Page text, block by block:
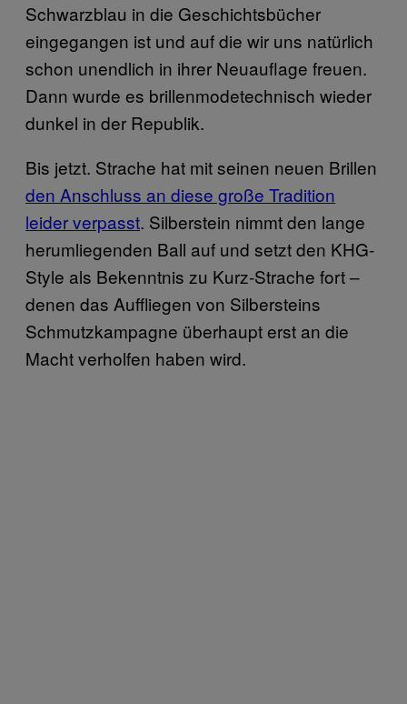
Schwarzblau in die Geschichtsbücher
eingegangen ist und auf die wir uns natürlich
schon unendlich in ihrer Neuauflage freuen.
Dann wurde es brillenmodetechnisch wieder
dunkel in der Republik.
Bis jetzt. Strache hat mit seinen neuen Brillen
den Anschluss an diese große Tradition
leider verpasst. Silberstein nimmt den lange
herumliegenden Ball auf und setzt den KHG-
Style als Bekenntnis zu Kurz-Strache fort –
denen das Auffliegen von Silbersteins
Schmutzkampagne überhaupt erst an die
Macht verholfen haben wird.